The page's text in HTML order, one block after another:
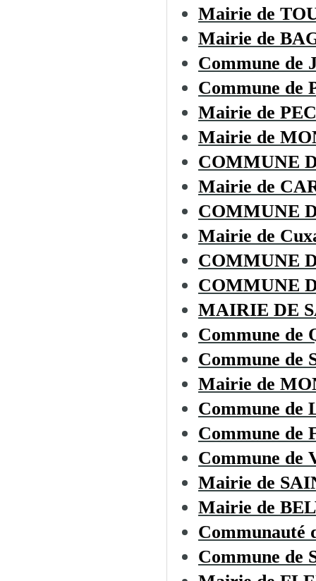
Mairie de
Mairie de
Commune de
Commune de
Mairie de
Mairie de
COMMUNE
Mairie de
COMMUNE
Mairie de
COMMUNE
COMMUNE
MAIRIE DE
Commune de
Commune de
Mairie de
Commune de
Commune de
Commune
Mairie de
Mairie de
Communauté
Commune de